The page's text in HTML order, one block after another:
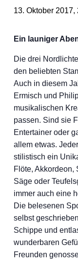
13. Oktober 2017,
Ein launiger
Die drei
den beliebten
Auch in diesem
Ermisch und
musikalischen
passen. Sind sie
Entertainer oder
allem etwas.
stilistisch ein
Flöte, Akkordeon,
Säge oder
immer auch eine
Die belesenen
selbst
Schippe und
wunderbaren
Freunden